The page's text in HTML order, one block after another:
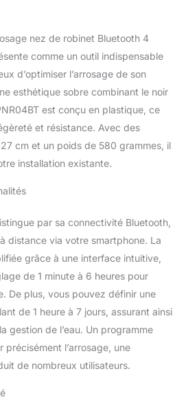
un smartphone, sans
WiFi ni connexion
PROGRAMMATION
AUTOMATIQUE
INTÉGRÉE – Durée
réglable de 1 minute à 6
heure à 7 jours. UN
PROGRAMME UNIQUE
SIMPLIFIÉE – Idéal pour
intuitive au quotidien.
PARFAIT POUR JARDIN,
TERRASSE ET SERRE –
Automatise l’arrosage de
plusieurs zones avec
une seule installation. ⚠️
En raison de sa
conception, ce
dispose pas de
fonctionnalités de
nez de robinet Bluetooth 4
comme un outil indispensable
d’optimiser l’arrosage de son
esthétique sobre combinant le noir
est conçu en plastique, ce
et résistance. Avec des
cm et un poids de 580 grammes, il
installation existante.
par sa connectivité Bluetooth,
distance via votre smartphone. La
grâce à une interface intuitive,
de 1 minute à 6 heures pour
De plus, vous pouvez définir une
de 1 heure à 7 jours, assurant ainsi
gestion de l’eau. Un programme
précisément l’arrosage, une
de nombreux utilisateurs.